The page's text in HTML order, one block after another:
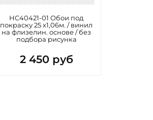
HC40421-01 Обои под
покраску 25 х1,06м. / винил
на флизелин. основе / без
подбора рисунка
2 450 руб